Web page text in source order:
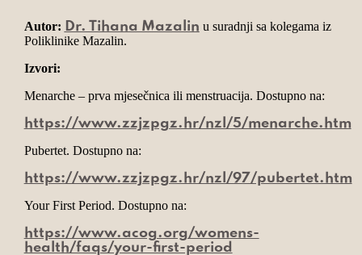
Autor: Dr. Tihana Mazalin u suradnji sa kolegama iz
Poliklinike Mazalin.
Izvori:
Menarche – prva mjesečnica ili menstruacija. Dostupno na:
https://www.zzjzpgz.hr/nzl/5/menarche.htm
Pubertet. Dostupno na:
https://www.zzjzpgz.hr/nzl/97/pubertet.htm
Your First Period. Dostupno na:
https://www.acog.org/womens-
health/faqs/your-first-period